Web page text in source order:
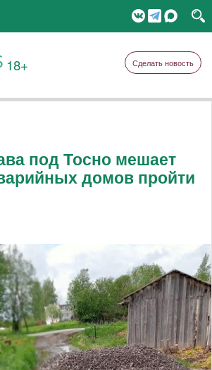
18+ Сделать новость
под Тосно мешает
домов пройти